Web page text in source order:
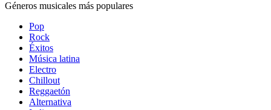
Géneros musicales más populares
Pop
Rock
Éxitos
Música latina
Electro
Chillout
Reggaetón
Alternativa